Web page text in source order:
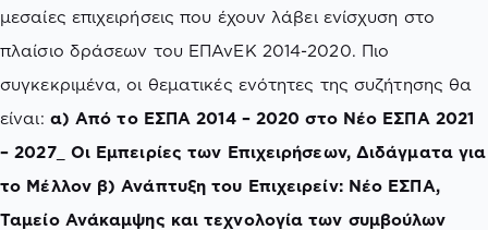
μεσαίες επιχειρήσεις που έχουν λάβει ενίσχυση στο
πλαίσιο δράσεων του ΕΠΑνΕΚ 2014-2020. Πιο
συγκεκριμένα, οι θεματικές ενότητες της συζήτησης θα
είναι: α) Από το ΕΣΠΑ 2014 – 2020 στο Νέο ΕΣΠΑ 2021
– 2027_ Οι Εμπειρίες των Επιχειρήσεων, Διδάγματα για
το Μέλλον β) Ανάπτυξη του Επιχειρείν: Νέο ΕΣΠΑ,
Ταμείο Ανάκαμψης και τεχνολογία των συμβούλων